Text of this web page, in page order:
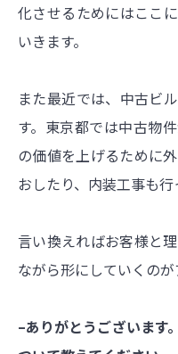
化させるためにはここ
いきます。
また最近では、中古ビ
す。東京都では中古物
の価値を上げるために
おしたり、内装工事も行
言い換えればお客様と
ながら形にしていくのが
–ありがとうございます